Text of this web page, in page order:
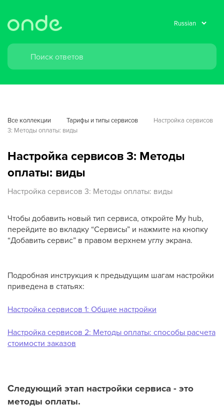
Все коллекции Тарифы и типы сервисов
Настройка сервисов
3: Методы оплаты: виды
Настройка сервисов 3: Методы
оплаты: виды
Настройка сервисов 3: Методы оплаты: виды
Чтобы добавить новый тип сервиса, откройте My hub,
перейдите во вкладку “Сервисы” и нажмите на кнопку
“Добавить сервис” в правом верхнем углу экрана.
Подробная инструкция к предыдущим шагам настройки
приведена в статьях:
Настройка сервисов 1: Общие настройки
Настройка сервисов 2: Методы оплаты: способы расчета
стоимости заказов
Следующий этап настройки сервиса - это
методы оплаты.